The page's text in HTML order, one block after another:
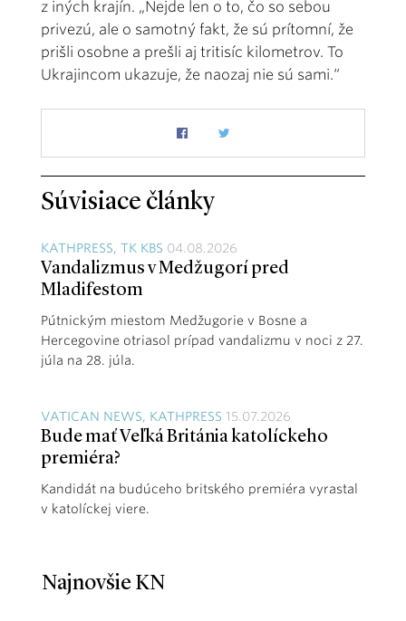
z iných krajín. „Nejde len o to, čo so sebou
privezú, ale o samotný fakt, že sú prítomní, že
prišli osobne a prešli aj tritisíc kilometrov. To
Ukrajincom ukazuje, že naozaj nie sú sami.“
Súvisiace články
KATHPRESS, TK KBS 04.08.2026
Vandalizmus v Medžugorí pred
Mladifestom
Pútnickým miestom Medžugorie v Bosne a
Hercegovine otriasol prípad vandalizmu v noci z 27.
júla na 28. júla.
VATICAN NEWS, KATHPRESS 15.07.2026
Bude mať Veľká Británia katolíckeho
premiéra?
Kandidát na budúceho britského premiéra vyrastal
v katolíckej viere.
Najnovšie KN